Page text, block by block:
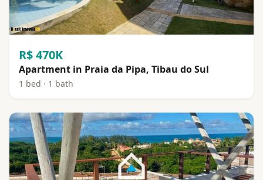
R$ 470K
Apartment in Praia da Pipa, Tibau do Sul
1 bed · 1 bath